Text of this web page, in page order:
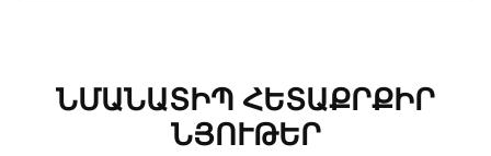
ՆՄԱՆԱՏԻՊ ՀԵՏԱՔՐՔԻՐ
ՆՅՈՒԹԵՐ